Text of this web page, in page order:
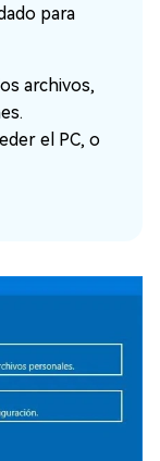
para
archivos,
el PC, o